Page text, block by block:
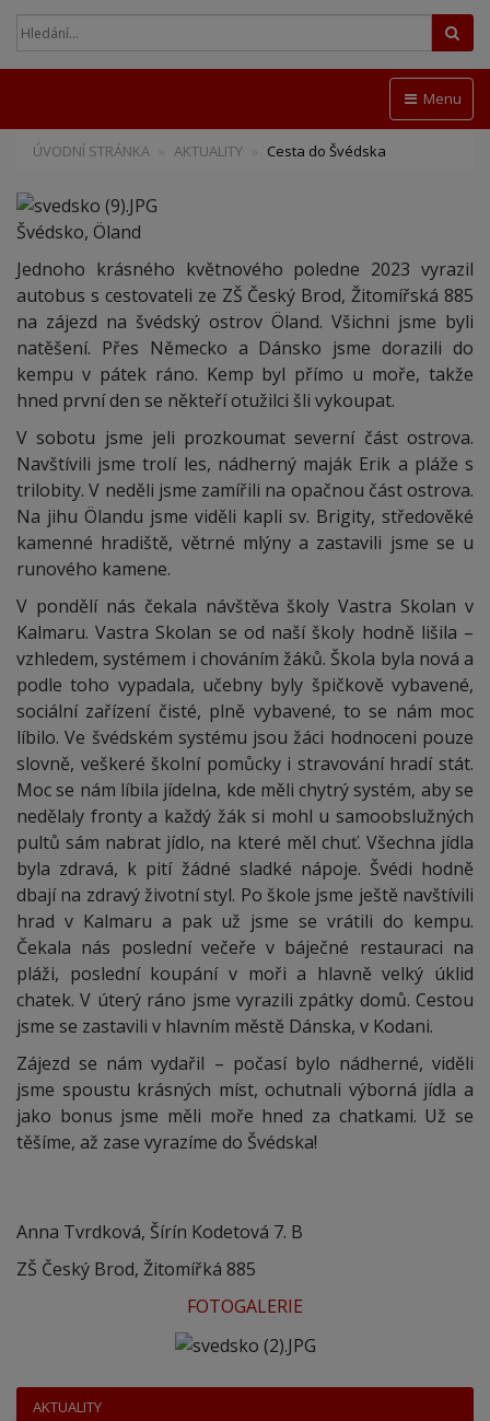
Menu
ÚVODNÍ STRÁNKA AKTUALITY Cesta do Švédska
Švédsko, Öland
Jednoho krásného květnového poledne 2023 vyrazil
autobus s cestovateli ze ZŠ Český Brod, Žitomířská 885
na zájezd na švédský ostrov Öland. Všichni jsme byli
natěšení. Přes Německo a Dánsko jsme dorazili do
kempu v pátek ráno. Kemp byl přímo u moře, takže
hned první den se někteří otužilci šli vykoupat.
V sobotu jsme jeli prozkoumat severní část ostrova.
Navštívili jsme trolí les, nádherný maják Erik a pláže s
trilobity. V neděli jsme zamířili na opačnou část ostrova.
Na jihu Ölandu jsme viděli kapli sv. Brigity, středověké
kamenné hradiště, větrné mlýny a zastavili jsme se u
runového kamene.
V pondělí nás čekala návštěva školy Vastra Skolan v
Kalmaru. Vastra Skolan se od naší školy hodně lišila –
vzhledem, systémem i chováním žáků. Škola byla nová a
podle toho vypadala, učebny byly špičkově vybavené,
sociální zařízení čisté, plně vybavené, to se nám moc
líbilo. Ve švédském systému jsou žáci hodnoceni pouze
slovně, veškeré školní pomůcky i stravování hradí stát.
Moc se nám líbila jídelna, kde měli chytrý systém, aby se
nedělaly fronty a každý žák si mohl u samoobslužných
pultů sám nabrat jídlo, na které měl chuť. Všechna jídla
byla zdravá, k pití žádné sladké nápoje. Švédi hodně
dbají na zdravý životní styl. Po škole jsme ještě navštívili
hrad v Kalmaru a pak už jsme se vrátili do kempu.
Čekala nás poslední večeře v báječné restauraci na
pláži, poslední koupání v moři a hlavně velký úklid
chatek. V úterý ráno jsme vyrazili zpátky domů. Cestou
jsme se zastavili v hlavním městě Dánska, v Kodani.
Zájezd se nám vydařil – počasí bylo nádherné, viděli
jsme spoustu krásných míst, ochutnali výborná jídla a
jako bonus jsme měli moře hned za chatkami. Už se
těšíme, až zase vyrazíme do Švédska!
Anna Tvrdková, Šírín Kodetová 7. B
ZŠ Český Brod, Žitomířká 885
FOTOGALERIE
AKTUALITY